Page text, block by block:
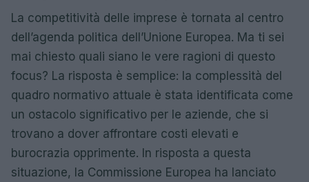
La competitività delle imprese è tornata al centro
dell’agenda politica dell’Unione Europea. Ma ti sei
mai chiesto quali siano le vere ragioni di questo
focus? La risposta è semplice: la complessità del
quadro normativo attuale è stata identificata come
un ostacolo significativo per le aziende, che si
trovano a dover affrontare costi elevati e
burocrazia opprimente. In risposta a questa
situazione, la Commissione Europea ha lanciato